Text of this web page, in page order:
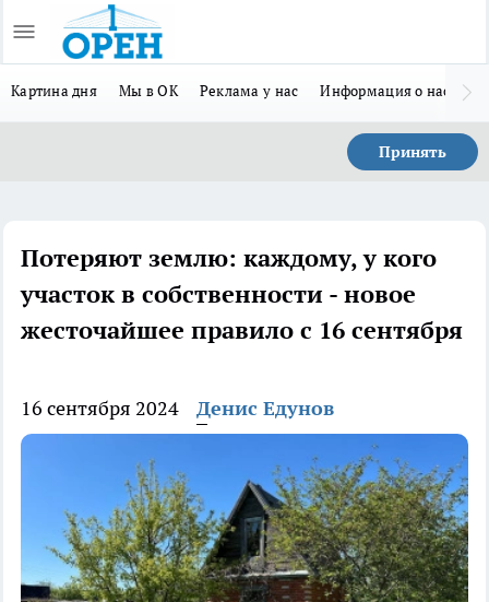
Картина дня Мы в ОК Реклама у нас Информация о нас
Принять
Потеряют землю: каждому, у кого
участок в собственности - новое
жесточайшее правило с 16 сентября
16 сентября 2024 Денис Едунов